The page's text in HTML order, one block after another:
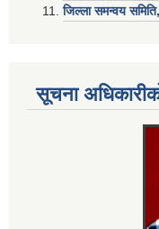
जिल्ला समन्वय
सूचना